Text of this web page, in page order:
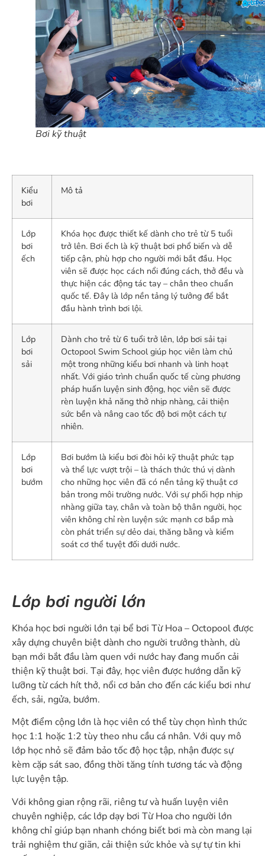
Bơi kỹ thuật
Kiểu
bơi
Mô tả
Lớp
bơi
ếch
Khóa học được thiết kế dành cho trẻ từ 5 tuổi
trở lên. Bơi ếch là kỹ thuật bơi phổ biến và dễ
tiếp cận, phù hợp cho người mới bắt đầu. Học
viên sẽ được học cách nổi đúng cách, thở đều và
thực hiện các động tác tay – chân theo chuẩn
quốc tế. Đây là lớp nền tảng lý tưởng để bắt
đầu hành trình bơi lội.
Lớp
bơi
sải
Dành cho trẻ từ 6 tuổi trở lên, lớp bơi sải tại
Octopool Swim School giúp học viên làm chủ
một trong những kiểu bơi nhanh và linh hoạt
nhất. Với giáo trình chuẩn quốc tế cùng phương
pháp huấn luyện sinh động, học viên sẽ được
rèn luyện khả năng thở nhịp nhàng, cải thiện
sức bền và nâng cao tốc độ bơi một cách tự
nhiên.
Lớp
bơi
bướm
Bơi bướm là kiểu bơi đòi hỏi kỹ thuật phức tạp
và thể lực vượt trội – là thách thức thú vị dành
cho những học viên đã có nền tảng kỹ thuật cơ
bản trong môi trường nước. Với sự phối hợp nhịp
nhàng giữa tay, chân và toàn bộ thân người, học
viên không chỉ rèn luyện sức mạnh cơ bắp mà
còn phát triển sự dẻo dai, thăng bằng và kiểm
soát cơ thể tuyệt đối dưới nước.
Lớp bơi người lớn
Khóa học bơi người lớn tại bể bơi Từ Hoa – Octopool được
xây dựng chuyên biệt dành cho người trưởng thành, dù
bạn mới bắt đầu làm quen với nước hay đang muốn cải
thiện kỹ thuật bơi. Tại đây, học viên được hướng dẫn kỹ
lưỡng từ cách hít thở, nổi cơ bản cho đến các kiểu bơi như
ếch, sải, ngửa, bướm.
Một điểm cộng lớn là học viên có thể tùy chọn hình thức
học 1:1 hoặc 1:2 tùy theo nhu cầu cá nhân. Với quy mô
lớp học nhỏ sẽ đảm bảo tốc độ học tập, nhận được sự
kèm cặp sát sao, đồng thời tăng tính tương tác và động
lực luyện tập.
Với không gian rộng rãi, riêng tư và huấn luyện viên
chuyên nghiệp, các lớp dạy bơi Từ Hoa cho người lớn
không chỉ giúp bạn nhanh chóng biết bơi mà còn mang lại
trải nghiệm thư giãn, cải thiện sức khỏe và sự tự tin khi